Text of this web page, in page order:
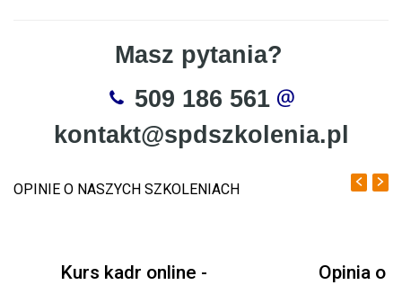
Masz pytania?
509 186 561
kontakt@spdszkolenia.pl
OPINIE O NASZYCH SZKOLENIACH
Kurs kadr online -
Opinia o